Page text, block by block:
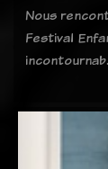
Nous
Festival